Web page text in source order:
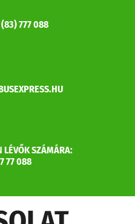
777 088
LÉVŐK SZÁMÁRA:
77 088